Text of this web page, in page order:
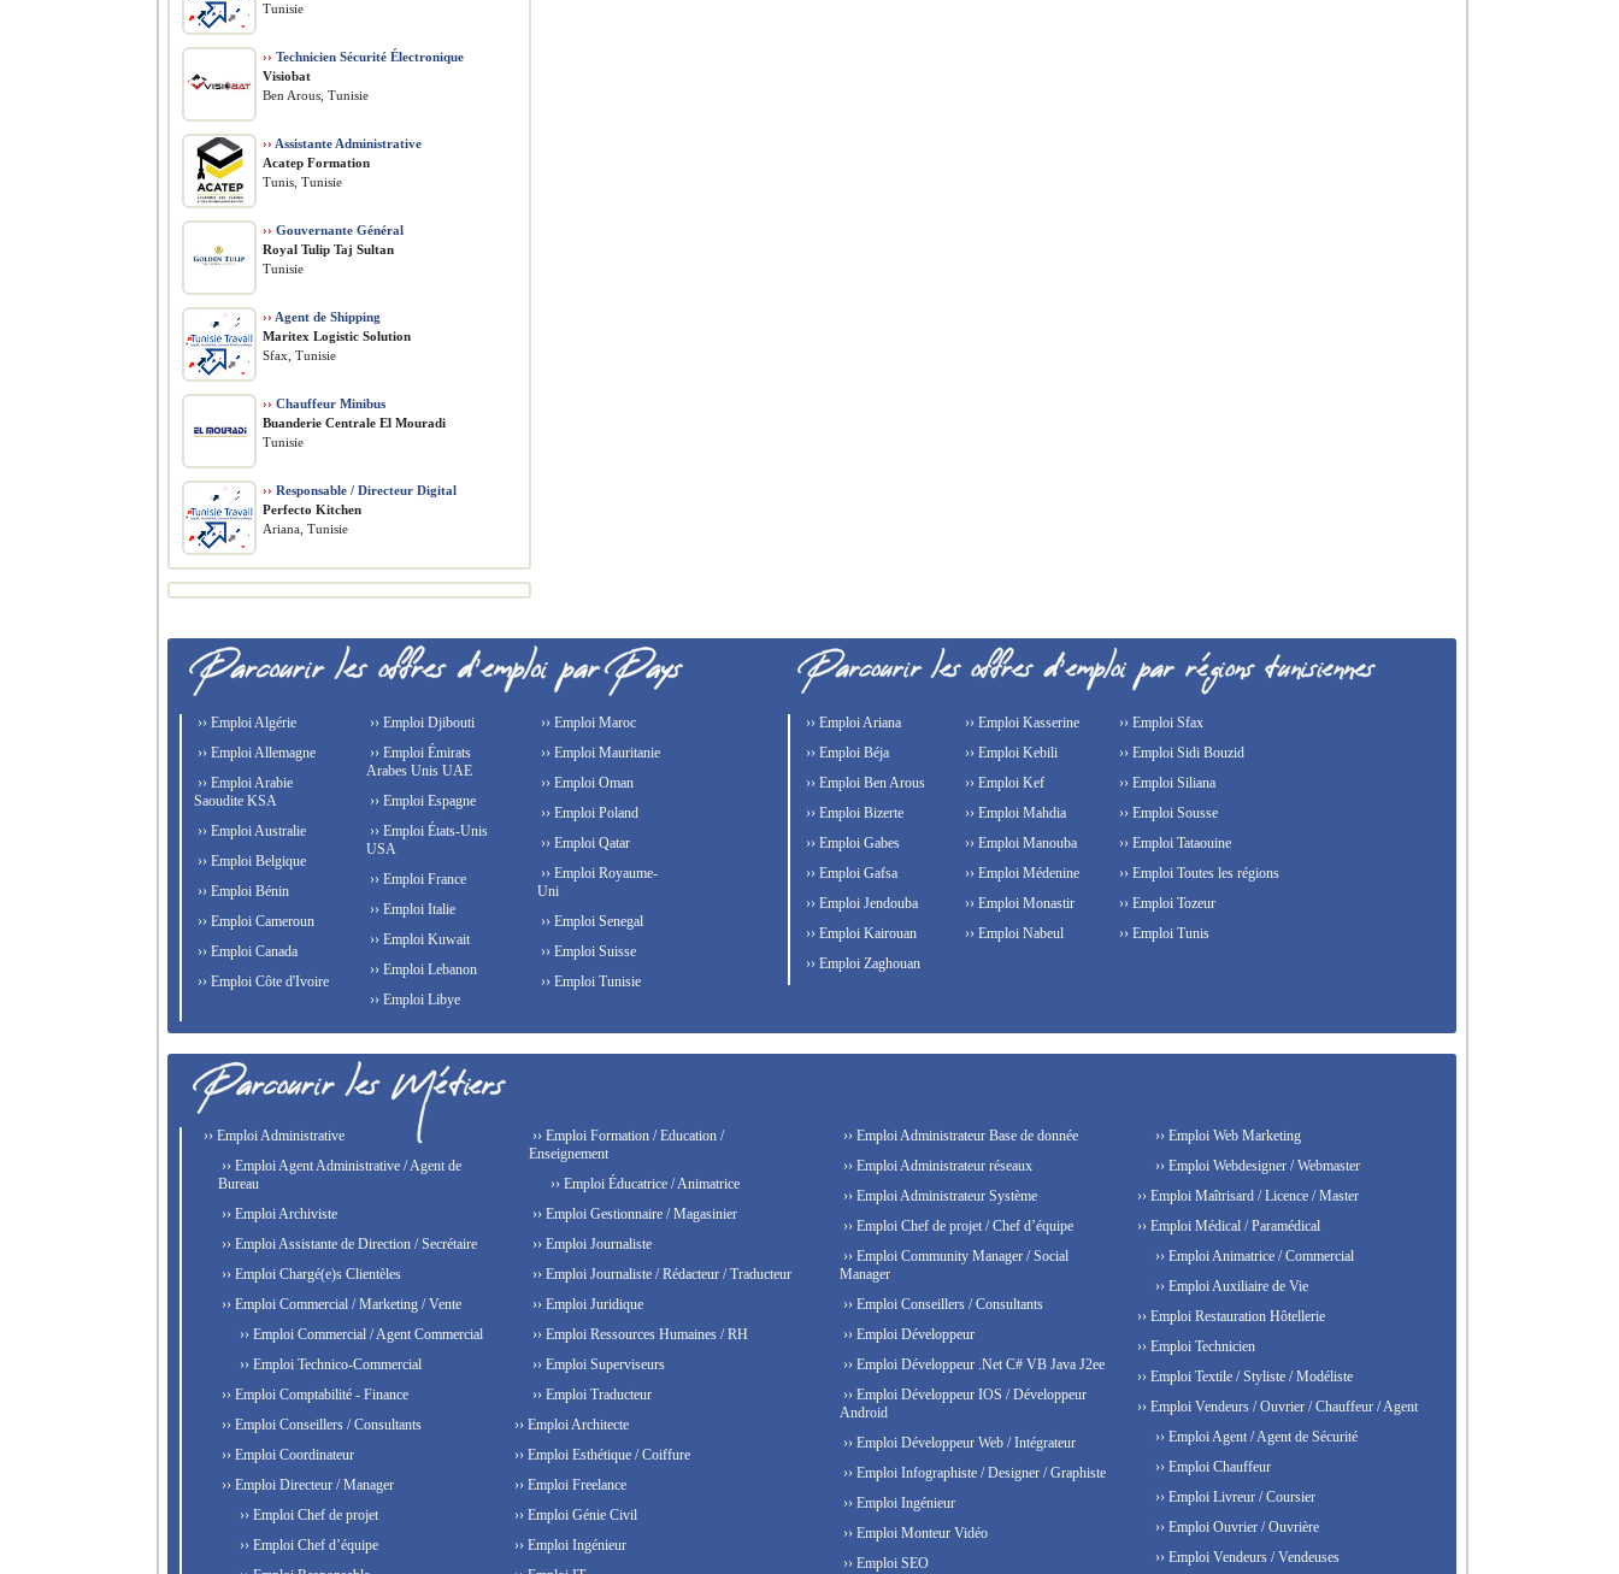
Tunisie
›› Technicien Sécurité Électronique
Visiobat
Ben Arous, Tunisie
›› Assistante Administrative
Acatep Formation
Tunis, Tunisie
›› Gouvernante Général
Royal Tulip Taj Sultan
Tunisie
›› Agent de Shipping
Maritex Logistic Solution
Sfax, Tunisie
›› Chauffeur Minibus
Buanderie Centrale El Mouradi
Tunisie
›› Responsable / Directeur Digital
Perfecto Kitchen
Ariana, Tunisie
›› Emploi Algérie
›› Emploi Allemagne
›› Emploi Arabie
Saoudite KSA
›› Emploi Australie
›› Emploi Belgique
›› Emploi Bénin
›› Emploi Cameroun
›› Emploi Canada
›› Emploi Côte d'Ivoire
›› Emploi Djibouti
›› Emploi Émirats
Arabes Unis UAE
›› Emploi Espagne
›› Emploi États-Unis
USA
›› Emploi France
›› Emploi Italie
›› Emploi Kuwait
›› Emploi Lebanon
›› Emploi Libye
›› Emploi Maroc
›› Emploi Mauritanie
›› Emploi Oman
›› Emploi Poland
›› Emploi Qatar
›› Emploi Royaume-
Uni
›› Emploi Senegal
›› Emploi Suisse
›› Emploi Tunisie
›› Emploi Ariana
›› Emploi Béja
›› Emploi Ben Arous
›› Emploi Bizerte
›› Emploi Gabes
›› Emploi Gafsa
›› Emploi Jendouba
›› Emploi Kairouan
›› Emploi Kasserine
›› Emploi Kebili
›› Emploi Kef
›› Emploi Mahdia
›› Emploi Manouba
›› Emploi Médenine
›› Emploi Monastir
›› Emploi Nabeul
›› Emploi Sfax
›› Emploi Sidi Bouzid
›› Emploi Siliana
›› Emploi Sousse
›› Emploi Tataouine
›› Emploi Toutes les régions
›› Emploi Tozeur
›› Emploi Tunis
›› Emploi Zaghouan
›› Emploi Administrative
›› Emploi Agent Administrative / Agent de
Bureau
›› Emploi Archiviste
›› Emploi Assistante de Direction / Secrétaire
›› Emploi Chargé(e)s Clientèles
›› Emploi Commercial / Marketing / Vente
›› Emploi Commercial / Agent Commercial
›› Emploi Technico-Commercial
›› Emploi Comptabilité - Finance
›› Emploi Conseillers / Consultants
›› Emploi Coordinateur
›› Emploi Directeur / Manager
›› Emploi Chef de projet
›› Emploi Chef d’équipe
›› Emploi Formation / Education /
Enseignement
›› Emploi Éducatrice / Animatrice
›› Emploi Gestionnaire / Magasinier
›› Emploi Journaliste
›› Emploi Journaliste / Rédacteur / Traducteur
›› Emploi Juridique
›› Emploi Ressources Humaines / RH
›› Emploi Superviseurs
›› Emploi Traducteur
›› Emploi Architecte
›› Emploi Esthétique / Coiffure
›› Emploi Freelance
›› Emploi Génie Civil
›› Emploi Ingénieur
›› Emploi Administrateur Base de donnée
›› Emploi Administrateur réseaux
›› Emploi Administrateur Système
›› Emploi Chef de projet / Chef d’équipe
›› Emploi Community Manager / Social
Manager
›› Emploi Conseillers / Consultants
›› Emploi Développeur
›› Emploi Développeur .Net C# VB Java J2ee
›› Emploi Développeur IOS / Développeur
Android
›› Emploi Développeur Web / Intégrateur
›› Emploi Infographiste / Designer / Graphiste
›› Emploi Ingénieur
›› Emploi Monteur Vidéo
›› Emploi SEO
›› Emploi Web Marketing
›› Emploi Webdesigner / Webmaster
›› Emploi Maîtrisard / Licence / Master
›› Emploi Médical / Paramédical
›› Emploi Animatrice / Commercial
›› Emploi Auxiliaire de Vie
›› Emploi Restauration Hôtellerie
›› Emploi Technicien
›› Emploi Textile / Styliste / Modéliste
›› Emploi Vendeurs / Ouvrier / Chauffeur / Agent
›› Emploi Agent / Agent de Sécurité
›› Emploi Chauffeur
›› Emploi Livreur / Coursier
›› Emploi Ouvrier / Ouvrière
›› Emploi Vendeurs / Vendeuses